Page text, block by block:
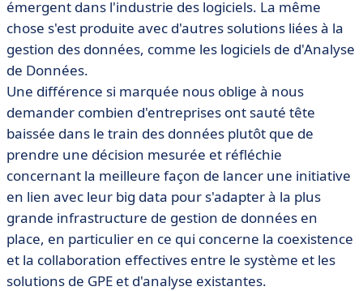
émergent dans l'industrie des logiciels. La même
chose s'est produite avec d'autres solutions liées à la
gestion des données, comme les logiciels de d'Analyse
de Données.
Une différence si marquée nous oblige à nous
demander combien d'entreprises ont sauté tête
baissée dans le train des données plutôt que de
prendre une décision mesurée et réfléchie
concernant la meilleure façon de lancer une initiative
en lien avec leur big data pour s'adapter à la plus
grande infrastructure de gestion de données en
place, en particulier en ce qui concerne la coexistence
et la collaboration effectives entre le système et les
solutions de GPE et d'analyse existantes.